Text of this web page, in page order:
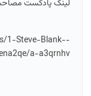
لینک پادکست
1-Steve-Blank--
a-a3qrnhv